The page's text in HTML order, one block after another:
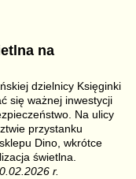
na
dzielnicy Księginki
się ważnej inwestycji
Na ulicy
przystanku
Dino, wkrótce
świetlna.
r.